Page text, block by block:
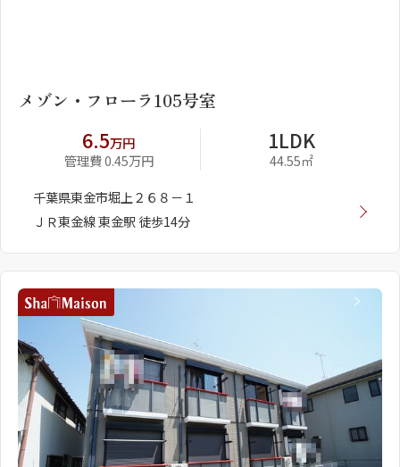
メゾン・フローラ105号室
6.5万円
管理費 0.45万円
1LDK
44.55㎡
千葉県東金市堀上２６８－１
ＪＲ東金線 東金駅 徒歩14分